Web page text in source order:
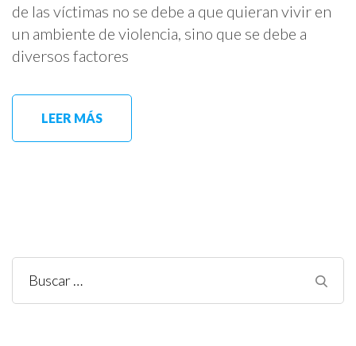
de las víctimas no se debe a que quieran vivir en
un ambiente de violencia, sino que se debe a
diversos factores
LEER MÁS
Buscar: